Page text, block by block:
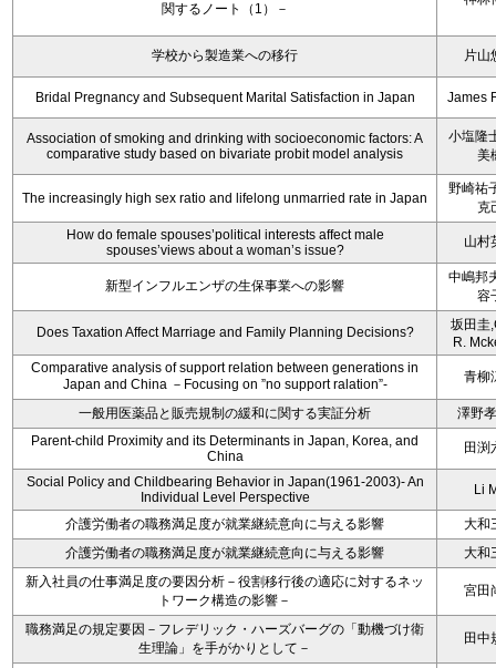
関するノート（1）－
学校から製造業への移行 片山
Bridal Pregnancy and Subsequent Marital Satisfaction in Japan James
Association of smoking and drinking with socioeconomic factors: A
comparative study based on bivariate probit model analysis
小塩隆
美
The increasingly high sex ratio and lifelong unmarried rate in Japan
野崎祐
克
How do female spouses’political interests affect male
spouses’views about a woman’s issue?
山村
新型インフルエンザの生保事業への影響
中嶋邦
容
Does Taxation Affect Marriage and Family Planning Decisions?
坂田圭
R.
Comparative analysis of support relation between generations in
Japan and China －Focusing on ”no support ralation”-
青柳
一般用医薬品と販売規制の緩和に関する実証分析
澤野
Parent-child Proximity and its Determinants in Japan, Korea, and
China
田渕
Social Policy and Childbearing Behavior in Japan(1961-2003)- An
Individual Level Perspective
Li
介護労働者の職務満足度が就業継続意向に与える影響
大和
介護労働者の職務満足度が就業継続意向に与える影響
大和
新入社員の仕事満足度の要因分析－役割移行後の適応に対するネッ
トワーク構造の影響－
宮田
職務満足の規定要因－フレデリック・ハーズバーグの「動機づけ衛
生理論」を手がかりとして－
田中